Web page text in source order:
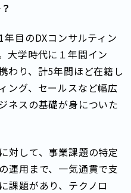
目のDXコンサルティン
大学時代に１年間イン
わり、計5年間ほど在籍し
ング、セールスなど幅広
ネスの基礎が身についた
対して、事業課題の特定
運用まで、一気通貫で支
課題があり、テクノロ